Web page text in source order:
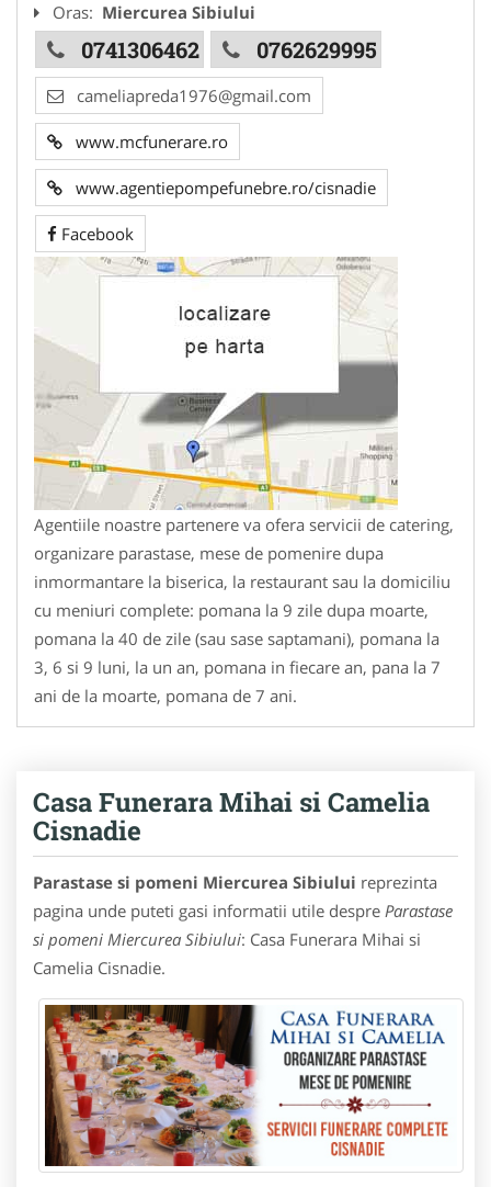
Oras: Miercurea Sibiului
0741306462 0762629995
cameliapreda1976@gmail.com
www.mcfunerare.ro
www.agentiepompefunebre.ro/cisnadie
Facebook
Agentiile noastre partenere va ofera servicii de catering,
organizare parastase, mese de pomenire dupa
inmormantare la biserica, la restaurant sau la domiciliu
cu meniuri complete: pomana la 9 zile dupa moarte,
pomana la 40 de zile (sau sase saptamani), pomana la
3, 6 si 9 luni, la un an, pomana in fiecare an, pana la 7
ani de la moarte, pomana de 7 ani.
Casa Funerara Mihai si Camelia
Cisnadie
Parastase si pomeni Miercurea Sibiului reprezinta
pagina unde puteti gasi informatii utile despre Parastase
si pomeni Miercurea Sibiului: Casa Funerara Mihai si
Camelia Cisnadie.